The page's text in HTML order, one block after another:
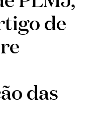
de
das